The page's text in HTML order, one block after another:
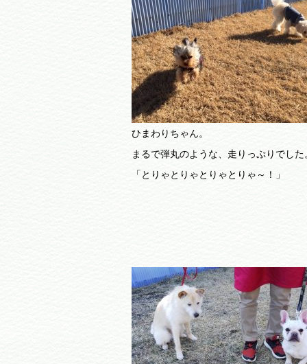
ひまわりちゃん。
まるで弾丸のような、走りっぷりでした
「とりゃとりゃとりゃとりゃ～！」